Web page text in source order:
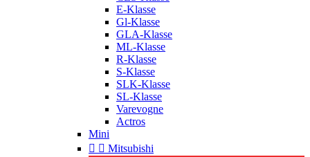
E-Klasse
Gl-Klasse
GLA-Klasse
ML-Klasse
R-Klasse
S-Klasse
SLK-Klasse
SL-Klasse
Varevogne
Actros
Mini
  Mitsubishi